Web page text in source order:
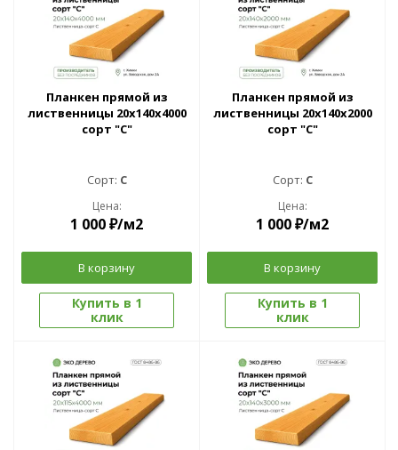
Планкен прямой из
лиственницы 20x140х4000
сорт "С"
Сорт: C
Цена:
1 000₽/м2
В корзину
Купить в 1
клик
Планкен прямой из
лиственницы 20x140х2000
сорт "С"
Сорт: C
Цена:
1 000₽/м2
В корзину
Купить в 1
клик